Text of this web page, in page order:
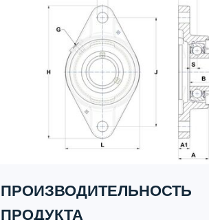
ПРОИЗВОДИТЕЛЬНОСТЬ
ПРОДУКТА